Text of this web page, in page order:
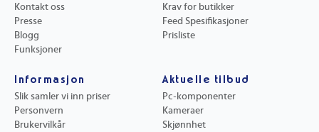
Kontakt oss
Presse
Blogg
Funksjoner
Krav for butikker
Feed Spesifikasjoner
Prisliste
Informasjon
Slik samler vi inn priser
Personvern
Brukervilkår
Aktuelle tilbud
Pc-komponenter
Kameraer
Skjønnhet